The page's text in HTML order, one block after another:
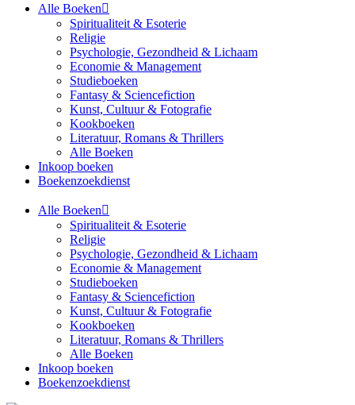
Alle Boeken
Spiritualiteit & Esoterie
Religie
Psychologie, Gezondheid & Lichaam
Economie & Management
Studieboeken
Fantasy & Sciencefiction
Kunst, Cultuur & Fotografie
Kookboeken
Literatuur, Romans & Thrillers
Alle Boeken
Inkoop boeken
Boekenzoekdienst
Alle Boeken
Spiritualiteit & Esoterie
Religie
Psychologie, Gezondheid & Lichaam
Economie & Management
Studieboeken
Fantasy & Sciencefiction
Kunst, Cultuur & Fotografie
Kookboeken
Literatuur, Romans & Thrillers
Alle Boeken
Inkoop boeken
Boekenzoekdienst